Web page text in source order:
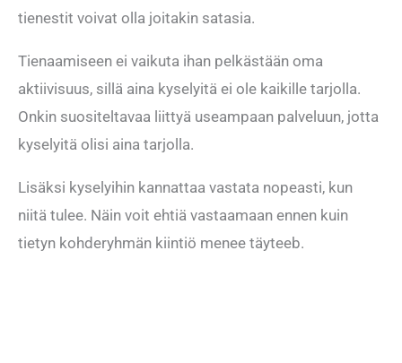
tienestit voivat olla joitakin satasia.
Tienaamiseen ei vaikuta ihan pelkästään oma
aktiivisuus, sillä aina kyselyitä ei ole kaikille tarjolla.
Onkin suositeltavaa liittyä useampaan palveluun, jotta
kyselyitä olisi aina tarjolla.
Lisäksi kyselyihin kannattaa vastata nopeasti, kun
niitä tulee. Näin voit ehtiä vastaamaan ennen kuin
tietyn kohderyhmän kiintiö menee täyteeb.